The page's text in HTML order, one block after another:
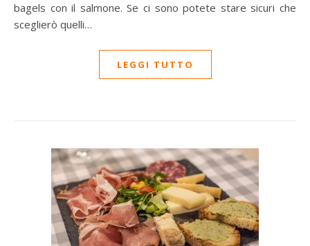
bagels con il salmone. Se ci sono potete stare sicuri che
sceglierò quelli…
LEGGI TUTTO